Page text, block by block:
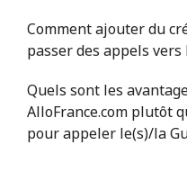
Comment ajouter du
passer des appels vers
Quels sont les
AlloFrance.com plutôt
pour appeler le(s)/la